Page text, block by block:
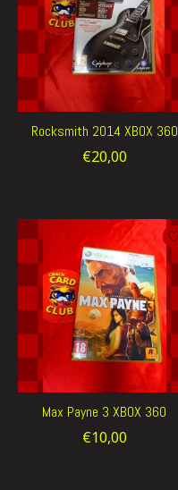
Rocksmith 2014 XBOX 360
€20,00
Max Payne 3 XBOX 360
€10,00